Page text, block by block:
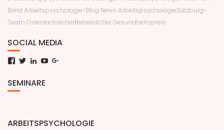
Blind Arbeitspsychologie-Blog News ArbeitspsychologieSalzburg-
Team ÖsterreichischerBetrieblicher Gesundheitspreis
SOCIAL MEDIA
Facebook
TwitterLinkedInYouTube
SEMINARE
ARBEITSPSYCHOLOGIE